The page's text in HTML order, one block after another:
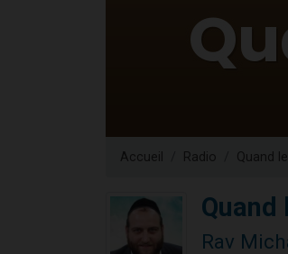
Accueil Radio Quand
Quand
Rav